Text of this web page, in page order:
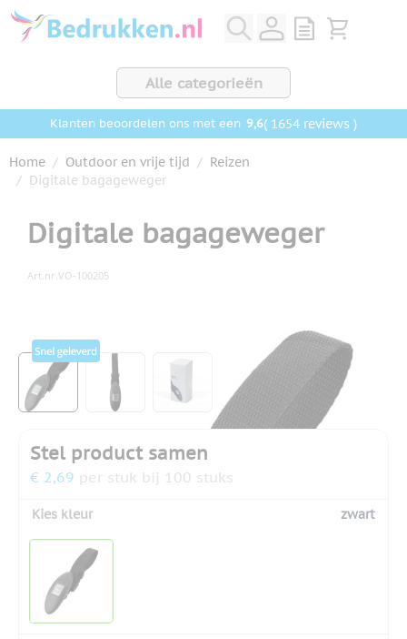
Ga naar de inhoud
View quote,
Bekijk
Alle categorieën
Klanten beoordelen ons met een 9,6( 1654 reviews )
Home / Outdoor en vrije tijd / Reizen
/ Digitale bagageweger
Digitale bagageweger
Art.nr. VO-100205
Hoofdafbeelding
Klik om afbeelding op volledig scherm te bekijken
View larger imageView larger imageView larger image
Stel product samen
€ 2,69 per stuk bij 100 stuks
Kies kleur zwart